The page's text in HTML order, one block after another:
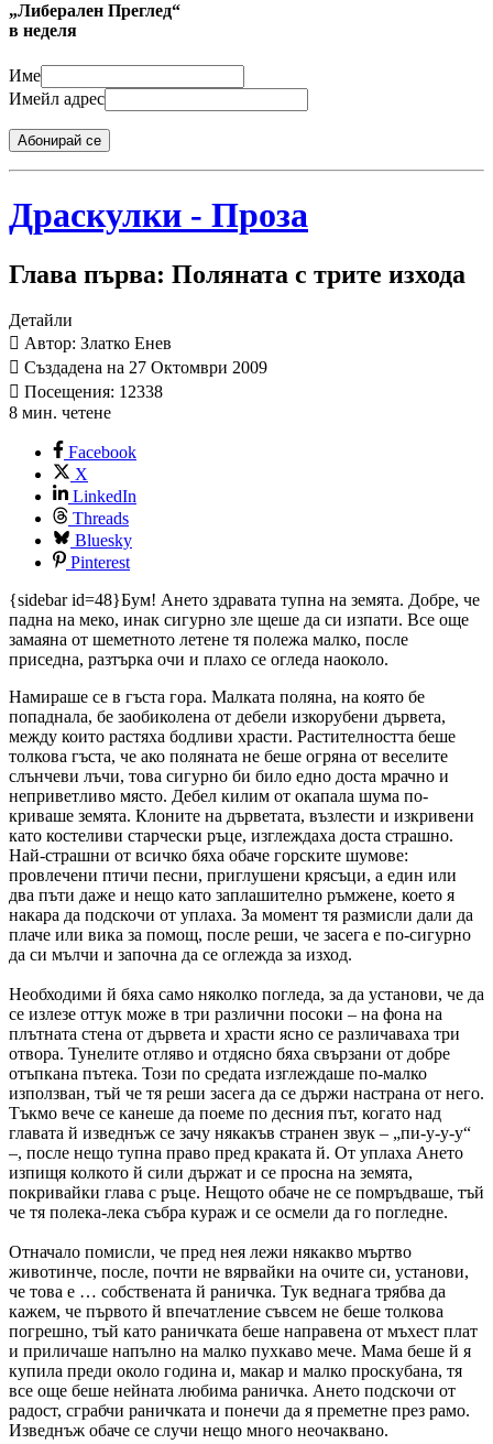
„Либерален Преглед“
в неделя
Име
Имейл адрес
Абонирай се
Драскулки - Проза
Глава първа: Поляната с трите изхода
Детайли
Автор: Златко Енев
Създадена на 27 Октомври 2009
Посещения: 12338
8 мин. четене
Facebook
X
LinkedIn
Threads
Bluesky
Pinterest
{sidebar id=48}Бум! Ането здравата тупна на земята. Добре, че
падна на меко, инак сигурно зле щеше да си изпати. Все още
замаяна от шеметното летене тя полежа малко, после
приседна, разтърка очи и плахо се огледа наоколо.
Намираше се в гъста гора. Малката поляна, на която бе
попаднала, бе заобиколена от дебели изкорубени дървета,
между които растяха бодливи храсти. Растителността беше
толкова гъста, че ако поляната не беше огряна от веселите
слънчеви лъчи, това сигурно би било едно доста мрачно и
неприветливо място. Дебел килим от окапала шума по­
криваше земята. Клоните на дърветата, възлести и изкривени
като костеливи старчески ръце, изглеждаха доста страшно.
Най-страшни от всичко бяха обаче горските шумове:
провлечени птичи песни, при­глушени крясъци, а един или
два пъти даже и нещо като заплашително ръмжене, което я
накара да подскочи от уплаха. За момент тя размисли дали да
плаче или вика за помощ, после реши, че засега е по-сигурно
да си мълчи и започна да се оглежда за изход.
Необходими й бяха само няколко погледа, за да установи, че да
се излезе оттук може в три различни посоки – на фона на
плътната стена от дървета и храсти ясно се различаваха три
отвора. Тунелите отляво и отдясно бяха свързани от добре
отъпкана пътека. Този по средата изглеждаше по-малко
използван, тъй че тя реши засега да се държи настрана от него.
Тъкмо вече се канеше да поеме по десния път, когато над
главата й изведнъж се зачу някакъв странен звук – „пи-у-у-у“
–, после нещо тупна право пред краката й. От уплаха Ането
изпищя колкото й сили държат и се просна на земята,
покривайки глава с ръце. Нещото обаче не се помръдваше, тъй
че тя полека-лека събра кураж и се осмели да го погледне.
Отначало помисли, че пред нея лежи някакво мъртво
животинче, после, почти не вярвайки на очите си, установи,
че това е … собствената й раничка. Тук веднага трябва да
кажем, че първото й впечатление съвсем не беше толкова
погрешно, тъй като раничката беше направена от мъхест плат
и приличаше напълно на малко пухкаво мече. Мама беше й я
купила преди около година и, макар и малко проскубана, тя
все още беше нейната любима раничка. Ането под­скочи от
радост, сграбчи раничката и понечи да я преметне през рамо.
Изведнъж обаче се случи нещо много неочаквано.